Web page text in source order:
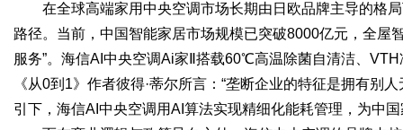
在全球高端家用中央空调市场长期由日欧品牌主导的格
路径。当前，中国智能家居市场规模已突破8000亿元，全屋
服务”。海信AI中央空调Ai家Ⅱ搭载60℃高温除菌自清洁、
《从0到1》作者彼得·蒂尔所言：“垄断企业的特征是拥有别
引下，海信AI中央空调用AI算法实现精细化能耗管理，为中